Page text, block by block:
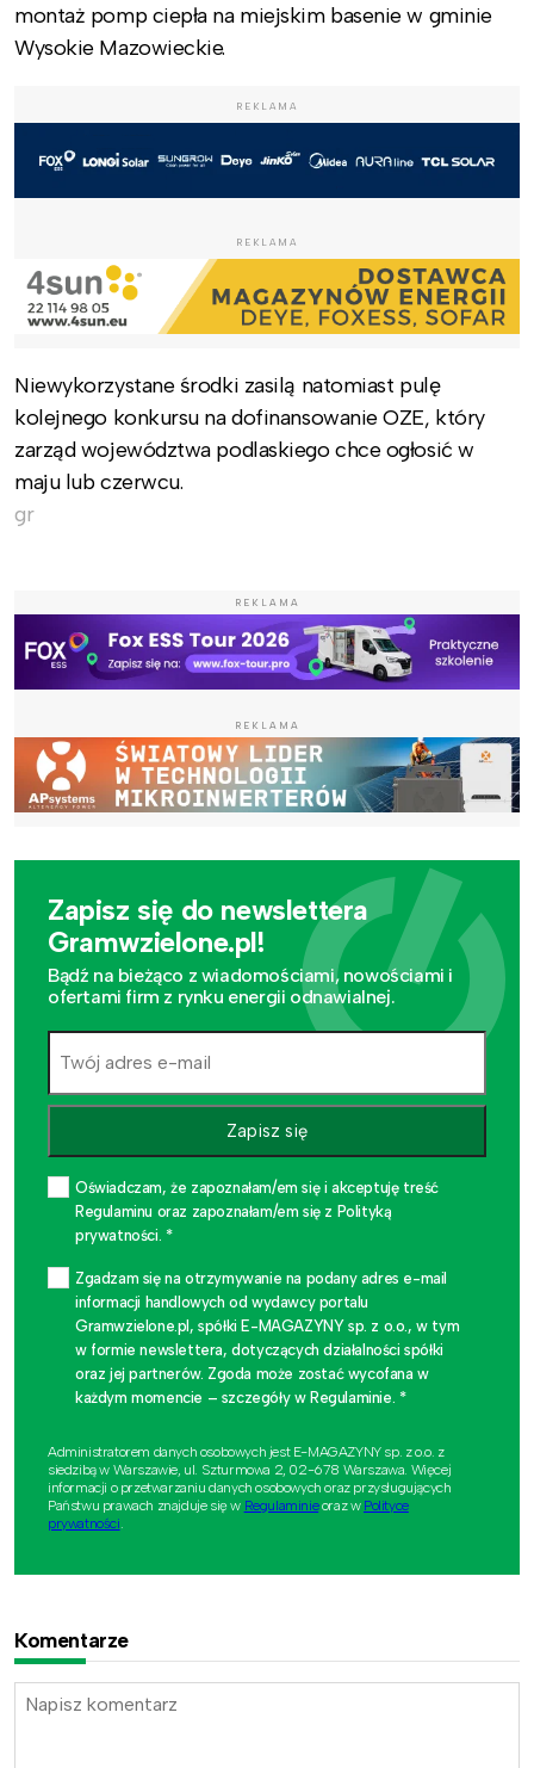
montaż pomp ciepła na miejskim basenie w gminie
Wysokie Mazowieckie.
REKLAMA
REKLAMA
Niewykorzystane środki zasilą natomiast pulę
kolejnego konkursu na dofinansowanie OZE, który
zarząd województwa podlaskiego chce ogłosić w
maju lub czerwcu.
gr
REKLAMA
REKLAMA
Zapisz się do newslettera
Gramwzielone.pl!
Bądź na bieżąco z wiadomościami, nowościami i
ofertami firm z rynku energii odnawialnej.
Zapisz się
Oświadczam, że zapoznałam/em się i akceptuję treść
Regulaminu oraz zapoznałam/em się z Polityką
prywatności. *
Zgadzam się na otrzymywanie na podany adres e-mail
informacji handlowych od wydawcy portalu
Gramwzielone.pl, spółki E-MAGAZYNY sp. z o.o., w tym
w formie newslettera, dotyczących działalności spółki
oraz jej partnerów. Zgoda może zostać wycofana w
każdym momencie – szczegóły w Regulaminie. *
Administratorem danych osobowych jest E-MAGAZYNY sp. z o.o. z
siedzibą w Warszawie, ul. Szturmowa 2, 02-678 Warszawa. Więcej
informacji o przetwarzaniu danych osobowych oraz przysługujących
Państwu prawach znajduje się w Regulaminieoraz w Polityce
prywatności.
Komentarze